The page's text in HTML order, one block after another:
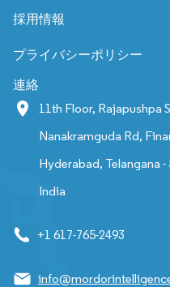
採用情報
プライバシーポリシー
連絡
11th Floor, Rajapushpa
Nanakramguda Rd,
Hyderabad, Telangana -
India
+1 617-765-2493